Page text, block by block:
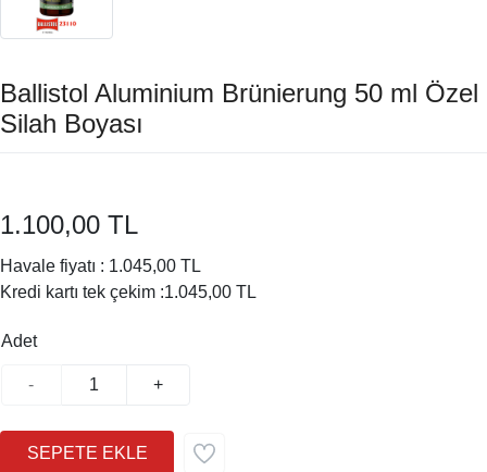
Ballistol Aluminium Brünierung 50 ml Özel
Silah Boyası
1.100,00 TL
Havale fiyatı : 1.045,00 TL
Kredi kartı tek çekim :1.045,00 TL
Adet
- +